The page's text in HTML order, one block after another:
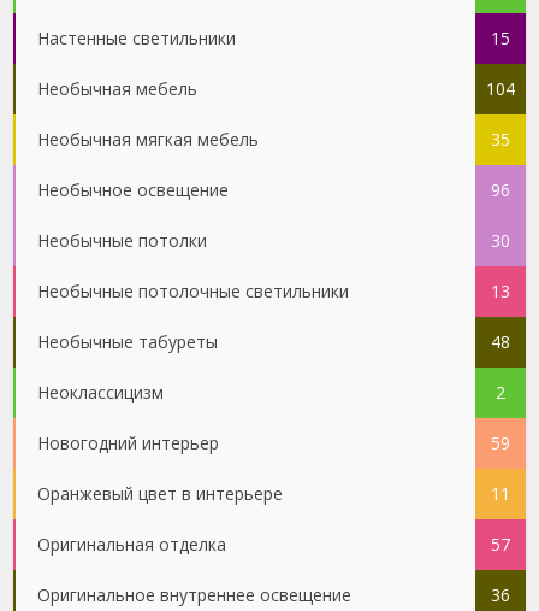
Настенные светильники 15
Необычная мебель 104
Необычная мягкая мебель 35
Необычное освещение 96
Необычные потолки 30
Необычные потолочные светильники 13
Необычные табуреты 48
Неоклассицизм 2
Новогодний интерьер 59
Оранжевый цвет в интерьере 11
Оригинальная отделка 57
Оригинальное внутреннее освещение 36